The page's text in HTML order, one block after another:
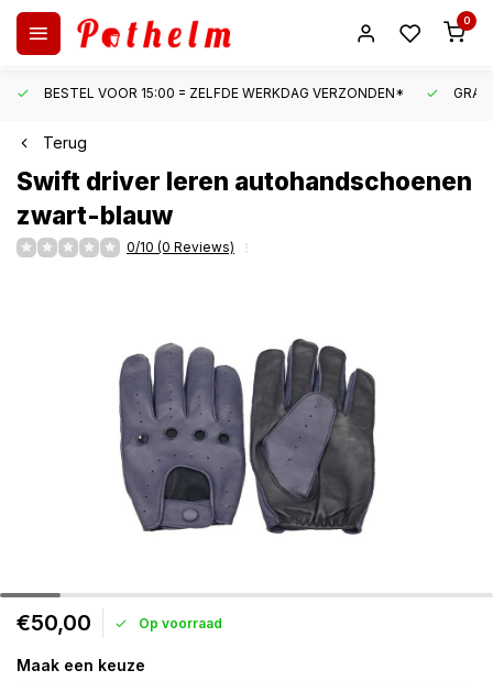
0
BESTEL VOOR 15:00 = ZELFDE WERKDAG VERZONDEN*
Terug
Swift driver leren autohandschoenen
zwart-blauw
0/10 (0 Reviews)
€50,00 Op voorraad
Maak een keuze